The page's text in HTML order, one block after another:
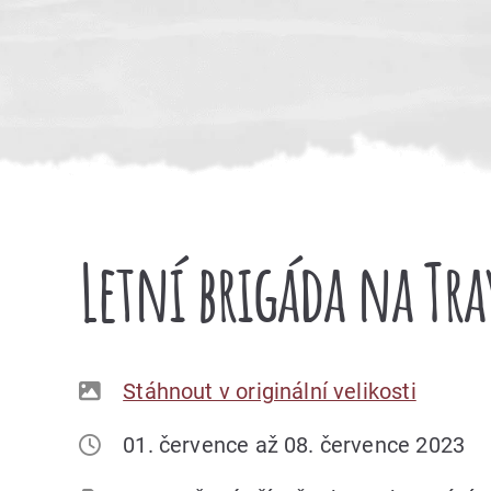
Letní brigáda na
Stáhnout v originální velikosti
01. července až 08. července 2023